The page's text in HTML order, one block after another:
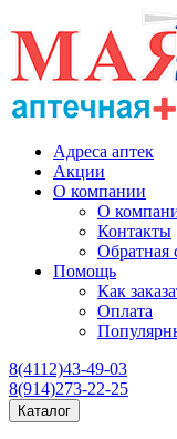
Адреса аптек
Акции
О компании
О
Контакты
Обратная
Помощь
Как
Оплата
8(4112)43-49-03
8(914)273-22-25
Каталог